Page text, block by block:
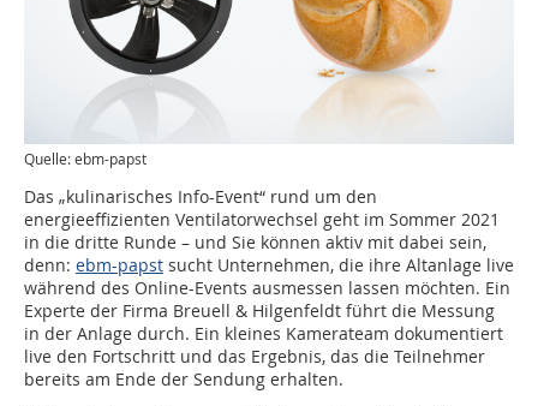
Quelle: ebm-papst
Das „kulinarisches Info-Event“ rund um den
energieeffizienten Ventilatorwechsel geht im Sommer 2021
in die dritte Runde – und Sie können aktiv mit dabei sein,
denn: ebm-papst sucht Unternehmen, die ihre Altanlage live
während des Online-Events ausmessen lassen möchten. Ein
Experte der Firma Breuell & Hilgenfeldt führt die Messung
in der Anlage durch. Ein kleines Kamerateam dokumentiert
live den Fortschritt und das Ergebnis, das die Teilnehmer
bereits am Ende der Sendung erhalten.